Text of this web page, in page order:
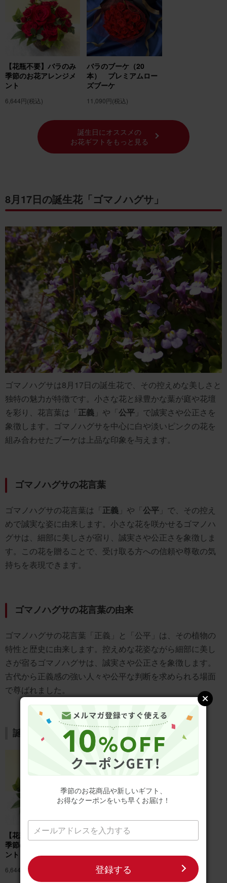
【花瓶不要】バラのみ
季節のお花アレンジメ
ント
6,644円(税込)
バラのブーケ（20
本） プレミアムロー
ズブーケ
11,090円(税込)
誕生日にオススメの
お花ギフトをもっと見る
8月17日の誕生花「ゴマノハグサ」
ゴマノハグサは8月17日の誕生花で、その控えめな美しさと
独特の魅力が特徴です。小さな花と緑豊かな葉が庭や花壇
を彩り、花言葉は「正義 」や「公平 」で誠実さや公正さを
象徴します。ゴマノハグサを中心に白や淡いピンクの花を
組み合わせたブーケは上品な印象を与えます。
ゴマノハグサの花言葉
ゴマノハグサの花言葉は「正義 」や「公平 」で、その控え
めで誠実な姿に由来します。小さな花を咲かせるゴマノハ
グサは、細部に美しさが宿り、誠実さや公正さを象徴しま
す。この花を贈ることで、受け取る方への信頼や尊敬の気
持ちを表現できます。
ゴマノハグサの花言葉の由来
ゴマノハグサの花言葉「正義」と「公平」は、その植物の
特性と歴史に由来します。控えめな花姿ながら細部に美し
さが宿るゴマノハグサは、誠実さや公正さを象徴します。
古代から正義感の強い人々や公平な判断を求められる場面
で尊ばれました。
誕生日のお花ギフトはこちら
【花瓶不要】バラのみ
季節のお花アレンジメ
ント
6,644円 (税込)
バラのブーケ（20
ズブーケ
11,090円(税込)
季節のお花商品や新しいギフト、
お得なクーポンをいち早くお届け！
登録する